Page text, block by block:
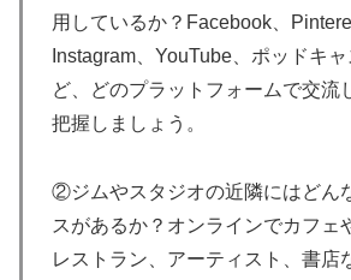
用しているか？Facebook、
Instagram、YouTube、ポッドキ
ど、どのプラットフォームで交流
把握しましょう。
②ジムやスタジオの近隣にはどん
スがあるか？オンラインでカフェ
レストラン、アーティスト、書店